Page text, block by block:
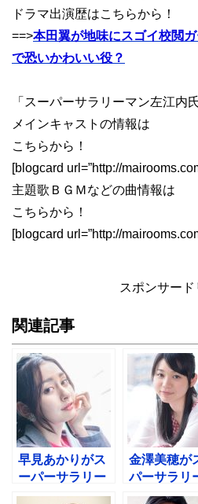
ドラマ出演歴はこちらから！
==>本田翼が地味にスゴイ校閲
で恐いかわいい役？
「スーパーサラリーマン左江内
メインキャストの情報は
こちらから！
[blogcard url=”http://
主題歌ＢＧＭなどの曲情報は
こちらから！
[blogcard url=”http://
スポンサード
関連記事
早見あかりがス
ーパーサラリー
マン左江内氏で
金澤美穂が
パーサラリ
ン左江内氏